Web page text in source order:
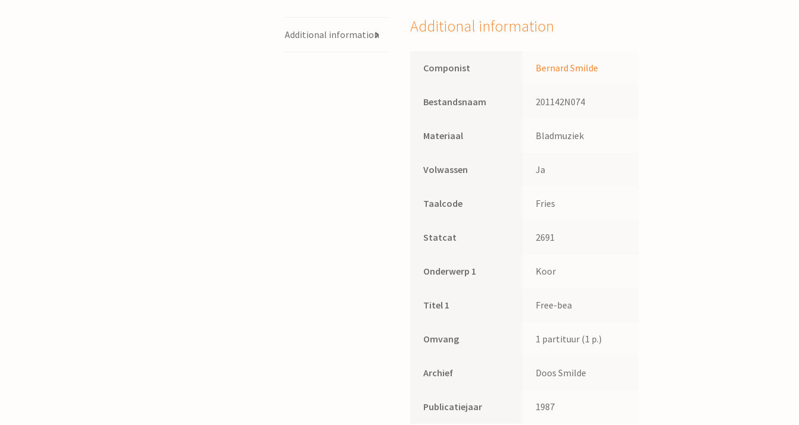
Additional information Additional information
Componist Bernard Smilde
Bestandsnaam 201142N074
Materiaal Bladmuziek
Volwassen Ja
Taalcode Fries
Statcat 2691
Onderwerp 1 Koor
Titel 1 Free-bea
Omvang 1 partituur (1 p.)
Archief Doos Smilde
Publicatiejaar 1987